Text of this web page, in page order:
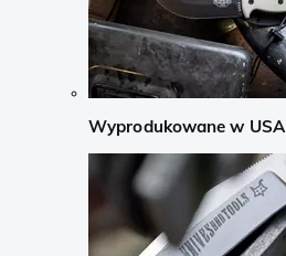
Wyprodukowane w USA